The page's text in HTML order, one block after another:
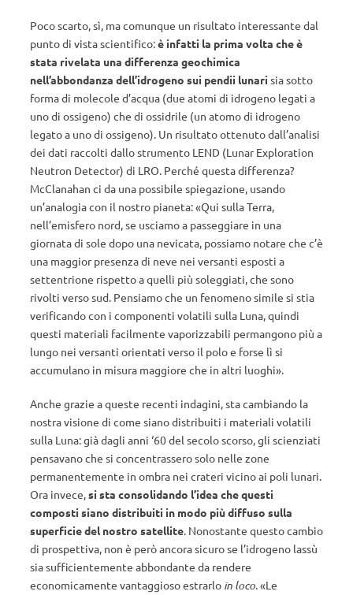
Poco scarto, sì, ma comunque un risultato interessante dal
punto di vista scientifico:è infatti la prima volta che è
stata rivelata una differenza geochimica
nell’abbondanza dell’idrogeno sui pendii lunari sia sotto
forma di molecole d’acqua (due atomi di idrogeno legati a
uno di ossigeno) che di ossidrile (un atomo di idrogeno
legato a uno di ossigeno). Un risultato ottenuto dall’analisi
dei dati raccolti dallo strumento LEND (Lunar Exploration
Neutron Detector) di LRO. Perché questa differenza?
McClanahan ci da una possibile spiegazione, usando
un’analogia con il nostro pianeta: «Qui sulla Terra,
nell’emisfero nord, se usciamo a passeggiare in una
giornata di sole dopo una nevicata, possiamo notare che c’è
una maggior presenza di neve nei versanti esposti a
settentrione rispetto a quelli più soleggiati, che sono
rivolti verso sud. Pensiamo che un fenomeno simile si stia
verificando con i componenti volatili sulla Luna, quindi
questi materiali facilmente vaporizzabili permangono più a
lungo nei versanti orientati verso il polo e forse lì si
accumulano in misura maggiore che in altri luoghi».
Anche grazie a queste recenti indagini, sta cambiando la
nostra visione di come siano distribuiti i materiali volatili
sulla Luna: già dagli anni ‘60 del secolo scorso, gli scienziati
pensavano che si concentrassero solo nelle zone
permanentemente in ombra nei crateri vicino ai poli lunari.
Ora invece,si sta consolidando l’idea che questi
composti siano distribuiti in modo più diffuso sulla
superficie del nostro satellite. Nonostante questo cambio
di prospettiva, non è però ancora sicuro se l’idrogeno lassù
sia sufficientemente abbondante da rendere
economicamente vantaggioso estrarlo in loco. «Le